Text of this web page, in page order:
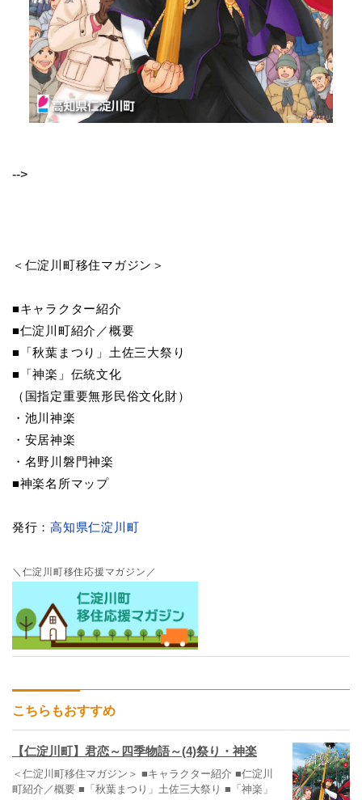
-->
＜仁淀川町移住マガジン＞
■キャラクター紹介
■仁淀川町紹介／概要
■「秋葉まつり」土佐三大祭り
■「神楽」伝統文化
（国指定重要無形民俗文化財）
・池川神楽
・安居神楽
・名野川磐門神楽
■神楽名所マップ
発行：高知県仁淀川町
＼仁淀川町移住応援マガジン／
こちらもおすすめ
【仁淀川町】君恋～四季物語～(4)祭り・神楽
＜仁淀川町移住マガジン＞ ■キャラクター紹介 ■仁淀川
町紹介／概要 ■「秋葉まつり」土佐三大祭り ■「神楽」